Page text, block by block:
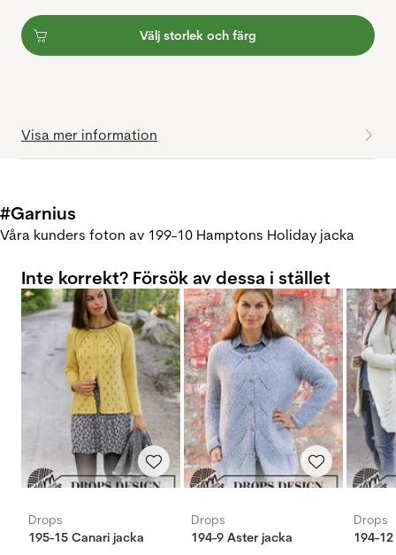
Välj storlek och färg
Visa mer information
#Garnius
Våra kunders foton av 199-10 Hamptons Holiday jacka
Inte korrekt? Försök av dessa i stället
Drops
195-15 Canari jacka
Drops
194-9 Aster jacka
Drops
194-